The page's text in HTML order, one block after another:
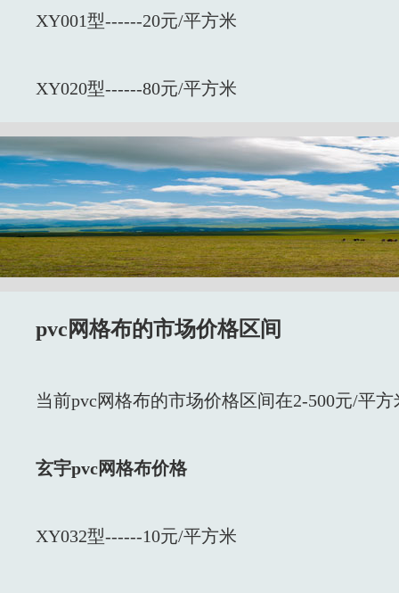
XY001型------20元/平方米
XY020型------80元/平方米
pvc网格布的市场价格区间
当前pvc网格布的市场价格区间在2-500元/平方
玄宇pvc网格布价格
XY032型------10元/平方米